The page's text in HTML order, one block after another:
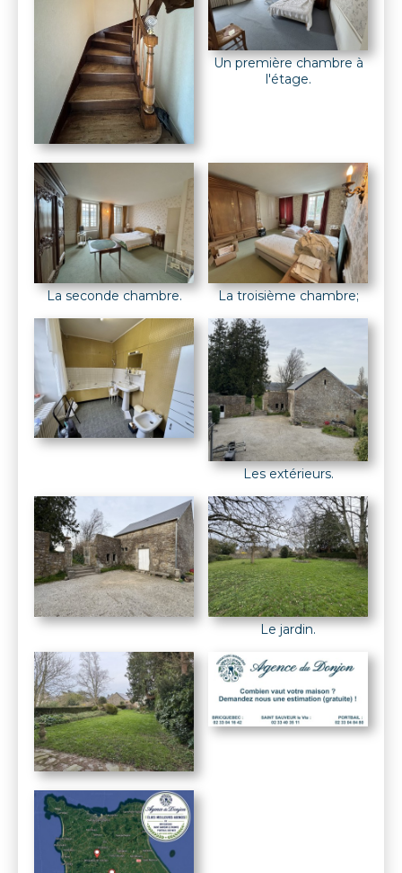
Un première chambre à
l'étage.
La seconde chambre. La troisième chambre;
Les extérieurs.
Le jardin.